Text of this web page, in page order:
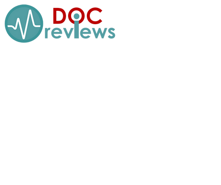
Перейти
к
содержимому